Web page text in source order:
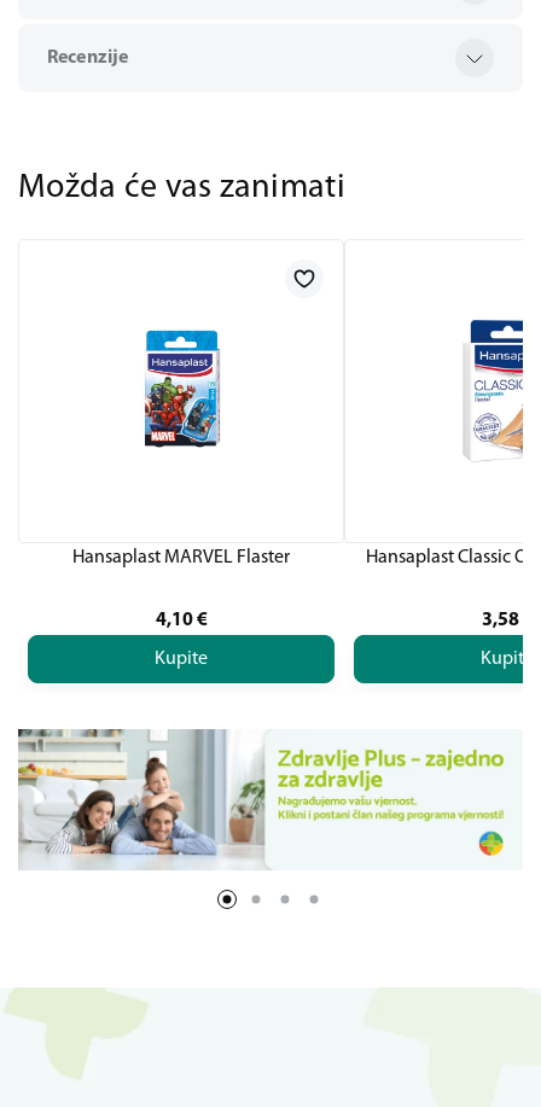
Recenzije
Možda će vas zanimati
Hansaplast MARVEL Flaster
4,10 €
Kupite
Hansaplast Classic
3,58
Kupite